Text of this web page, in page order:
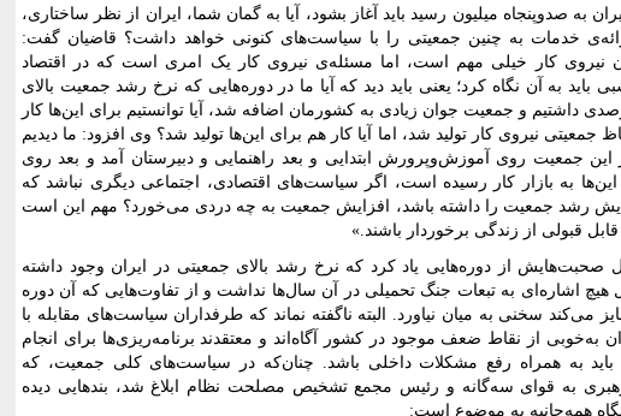
به صدوپنجاه میلیون رسید باید آغاز بشود، آیا به گمان شما، ایران از نظر ساختاری،
خدمات به چنین جمعیتی را با سیاست‌های کنونی خواهد داشت؟ قاضیان گفت:
نیروی کار خیلی مهم است، اما مسئله‌ی نیروی کار یک امری است که در اقتصاد
باید به آن نگاه کرد؛ یعنی باید دید که آیا ما در دوره‌هایی که نرخ رشد جمعیت بالای
داشتیم و جمعیت جوان زیادی به کشورمان اضافه شد، آیا توانستیم برای این‌ها کار
جمعیتی نیروی کار تولید شد، اما آیا کار هم برای این‌ها تولید شد؟ وی افزود: ما دیدیم
جمعیت روی آموزش‌وپرورش ابتدایی و بعد راهنمایی و دبیرستان آمد و بعد روی
این‌ها به بازار کار رسیده است، اگر سیاست‌های اقتصادی، اجتماعی دیگری نباشد که
رشد جمعیت را داشته باشد، افزایش جمعیت به چه دردی می‌خورد؟ مهم این است
قبولی از زندگی برخوردار باشند.»
صحبت‌هایش از دوره‌هایی یاد کرد که نرخ رشد بالای جمعیتی در ایران وجود داشته
هیچ اشاره‌ای به تبعات جنگ تحمیلی در آن سال‌ها نداشت و از تفاوت‌هایی که آن دوره
می‌کند سخنی به میان نیاورد. البته ناگفته نماند که طرفداران سیاست‌های مقابله با
به‌خوبی از نقاط ضعف موجود در کشور آگاه‌اند و معتقدند برنامه‌ریزی‌ها برای انجام
به همراه رفع مشکلات داخلی باشد. چنان‌که در سیاست‌های کلی جمعیت، که
به قوای سه‌گانه و رئیس مجمع تشخیص مصلحت نظام ابلاغ شد، بندهایی دیده
همه‌جانبه به موضوع است: